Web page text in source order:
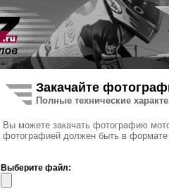
Закачайте
Полные технические
Вы можете закачать фотографию
фотографией должен быть в
Выберите файл: